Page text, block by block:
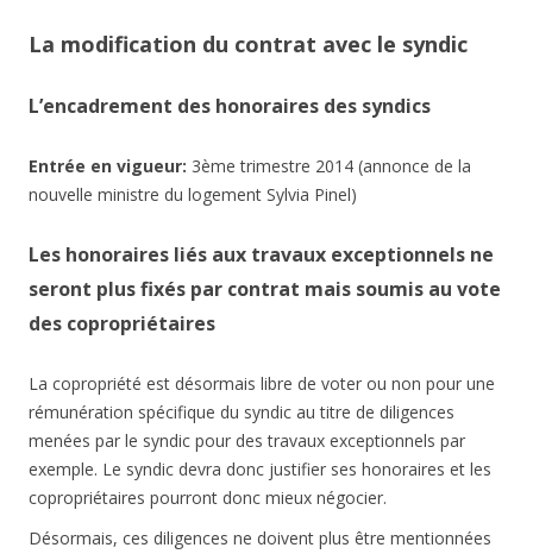
La modification du contrat avec le syndic
L’encadrement des honoraires des syndics
Entrée en vigueur: 3ème trimestre 2014 (annonce de la
nouvelle ministre du logement Sylvia Pinel)
Les honoraires liés aux travaux exceptionnels ne
seront plus fixés par contrat mais soumis au vote
des copropriétaires
La copropriété est désormais libre de voter ou non pour une
rémunération spécifique du syndic au titre de diligences
menées par le syndic pour des travaux exceptionnels par
exemple. Le syndic devra donc justifier ses honoraires et les
copropriétaires pourront donc mieux négocier.
Désormais, ces diligences ne doivent plus être mentionnées